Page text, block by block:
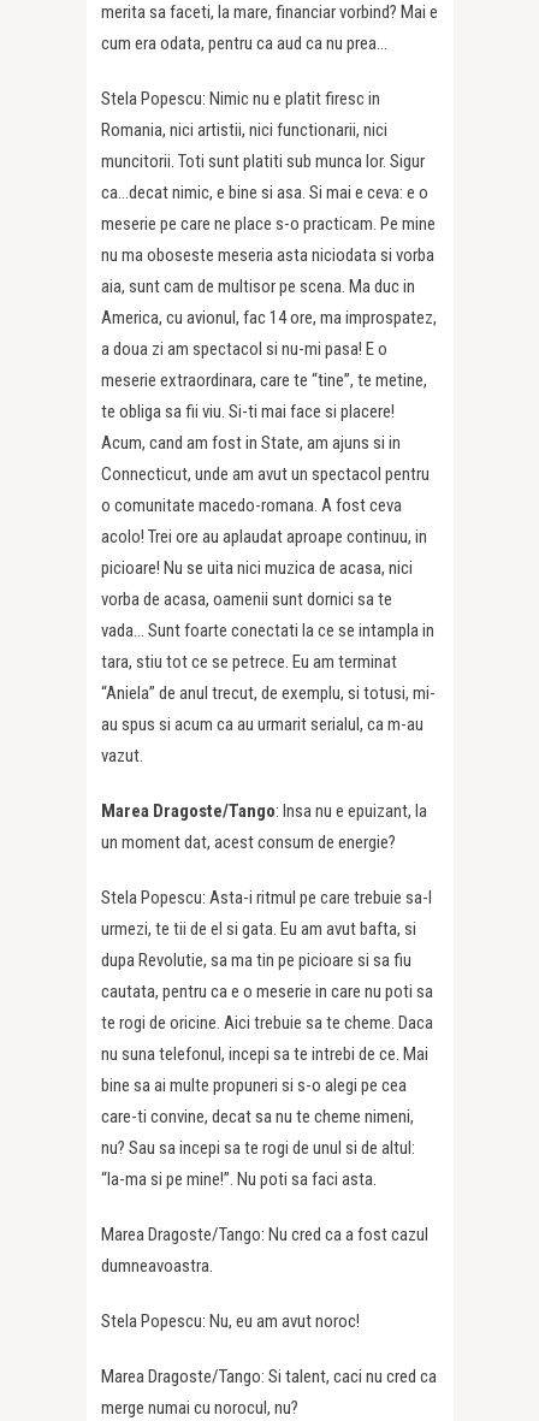
merita sa faceti, la mare, financiar vorbind? Mai e
cum era odata, pentru ca aud ca nu prea…
Stela Popescu: Nimic nu e platit firesc in
Romania, nici artistii, nici functionarii, nici
muncitorii. Toti sunt platiti sub munca lor. Sigur
ca…decat nimic, e bine si asa. Si mai e ceva: e o
meserie pe care ne place s-o practicam. Pe mine
nu ma oboseste meseria asta niciodata si vorba
aia, sunt cam de multisor pe scena. Ma duc in
America, cu avionul, fac 14 ore, ma improspatez,
a doua zi am spectacol si nu-mi pasa! E o
meserie extraordinara, care te “tine”, te metine,
te obliga sa fii viu. Si-ti mai face si placere!
Acum, cand am fost in State, am ajuns si in
Connecticut, unde am avut un spectacol pentru
o comunitate macedo-romana. A fost ceva
acolo! Trei ore au aplaudat aproape continuu, in
picioare! Nu se uita nici muzica de acasa, nici
vorba de acasa, oamenii sunt dornici sa te
vada… Sunt foarte conectati la ce se intampla in
tara, stiu tot ce se petrece. Eu am terminat
“Aniela” de anul trecut, de exemplu, si totusi, mi-
au spus si acum ca au urmarit serialul, ca m-au
vazut.
Marea Dragoste/Tango: Insa nu e epuizant, la
un moment dat, acest consum de energie?
Stela Popescu: Asta-i ritmul pe care trebuie sa-l
urmezi, te tii de el si gata. Eu am avut bafta, si
dupa Revolutie, sa ma tin pe picioare si sa fiu
cautata, pentru ca e o meserie in care nu poti sa
te rogi de oricine. Aici trebuie sa te cheme. Daca
nu suna telefonul, incepi sa te intrebi de ce. Mai
bine sa ai multe propuneri si s-o alegi pe cea
care-ti convine, decat sa nu te cheme nimeni,
nu? Sau sa incepi sa te rogi de unul si de altul:
“Ia-ma si pe mine!”. Nu poti sa faci asta.
Marea Dragoste/Tango: Nu cred ca a fost cazul
dumneavoastra.
Stela Popescu: Nu, eu am avut noroc!
Marea Dragoste/Tango: Si talent, caci nu cred ca
merge numai cu norocul, nu?